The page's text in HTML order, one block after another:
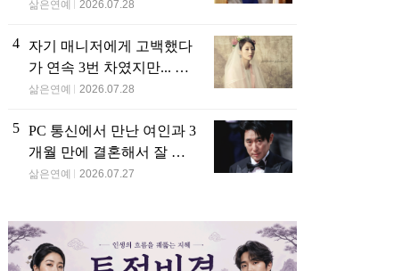
는 배우
삶은연예 2026.07.28
4
자기 매니저에게 고백했다
가 연속 3번 차였지만... 결
국 결혼에 성공한 배우
삶은연예 2026.07.28
5
PC 통신에서 만난 여인과 3
개월 만에 결혼해서 잘 살
고 있는 배우
삶은연예 2026.07.27